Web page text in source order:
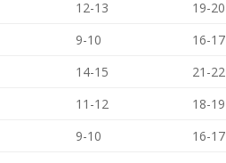
12-13 19-20
9-10 16-17
14-15 21-22
11-12 18-19
9-10 16-17